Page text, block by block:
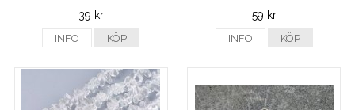
39 kr
INFO KÖP
59 kr
INFO KÖP